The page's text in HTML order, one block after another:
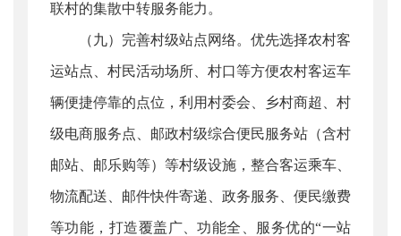
联村的集散中转服务能力。
（九）完善村级站点网络。优先选择农村客
运站点、村民活动场所、村口等方便农村客运车
辆便捷停靠的点位，利用村委会、乡村商超、村
级电商服务点、邮政村级综合便民服务站（含村
邮站、邮乐购等）等村级设施，整合客运乘车、
物流配送、邮件快件寄递、政务服务、便民缴费
等功能，打造覆盖广、功能全、服务优的“一站